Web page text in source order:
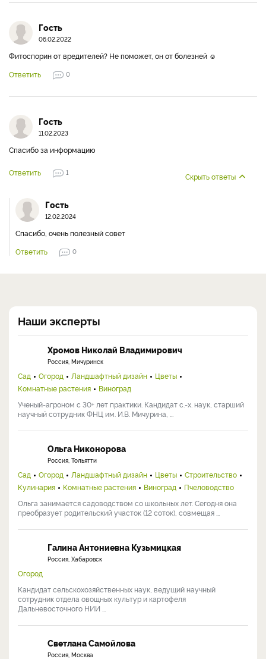
Гость
06.02.2022
Фитоспорин от вредителей? Не поможет, он от болезней ☺
Ответить
0
Гость
11.02.2023
Спасибо за информацию
Ответить 1 Скрыть ответы
Гость
12.02.2024
Спасибо, очень полезный совет
Ответить
0
Наши эксперты
Хромов Николай Владимирович
Россия, Мичуринск
Сад Огород Ландшафтный дизайн
Цветы
Комнатные растения
Виноград
Ученый-агроном с 30+ лет практики. Кандидат с.-х. наук, старший
научный сотрудник ФНЦ им. И.В. Мичурина, ...
Ольга Никонорова
Россия, Тольятти
Сад Огород Ландшафтный дизайн Цветы
Строительство
Кулинария
Комнатные растения Виноград
Пчеловодство
Ольга занимается садоводством со школьных лет. Сегодня она
преобразует родительский участок (12 соток), совмещая ...
Галина Антониевна Кузьмицкая
Россия, Хабаровск
Огород
Кандидат сельскохозяйственных наук, ведущий научный
сотрудник отдела овощных культур и картофеля
Дальневосточного НИИ ...
Светлана Самойлова
Россия, Москва